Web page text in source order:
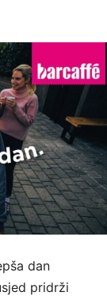
dan
pridrži